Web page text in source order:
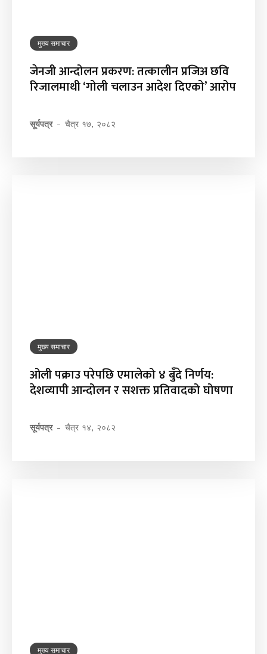
मुख्य समाचार
जेनजी आन्दोलन प्रकरण: तत्कालीन प्रजिअ छवि
रिजालमाथी ‘गोली चलाउन आदेश दिएको’ आरोप
सूर्यपत्र - चैत्र १७, २०८२
मुख्य समाचार
ओली पक्राउ परेपछि एमालेको ४ बुँदे निर्णय:
देशव्यापी आन्दोलन र सशक्त प्रतिवादको घोषणा
सूर्यपत्र - चैत्र १४, २०८२
मुख्य समाचार